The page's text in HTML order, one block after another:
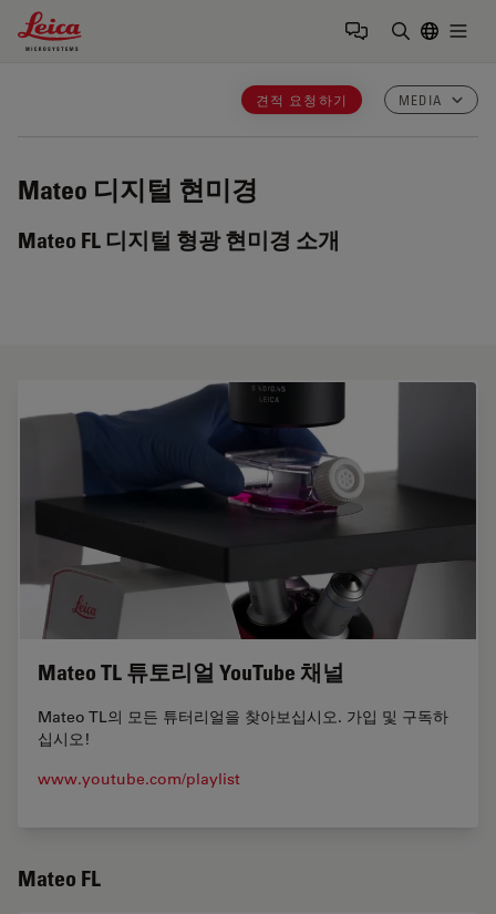
Leica Microsystems Logo
견적 요청하기 MEDIA
Mateo 디지털 현미경
Mateo FL 디지털 형광 현미경 소개
Mateo TL 튜토리얼 YouTube 채널
Mateo TL의 모든 튜터리얼을 찾아보십시오. 가입 및 구독하
십시오!
www.youtube.com/playlist
Mateo FL